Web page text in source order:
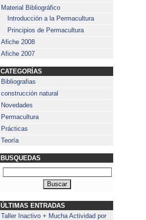
Material Bibliográfico
Introducción a la Permacultura
Principios de Permacultura
Afiche 2008
Afiche 2007
CATEGORÍAS
Bibliografias
construcción natural
Novedades
Permacultura
Prácticas
Teoría
BUSQUEDAS
ÚLTIMAS ENTRADAS
Taller Inactivo + Mucha Actividad por